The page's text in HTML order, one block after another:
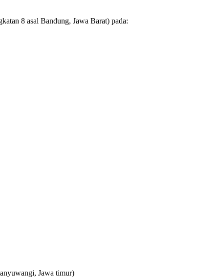
8 asal Bandung, Jawa Barat) pada:
Jawa timur)